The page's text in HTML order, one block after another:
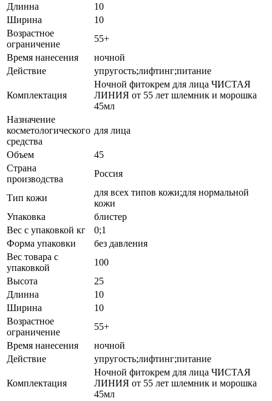
Длинна
10
Ширина
10
Возрастное
ограничение
55+
Время нанесения
ночной
Действие
упругость;лифтинг;питание
Комплектация
Ночной фитокрем для лица ЧИСТАЯ
ЛИНИЯ от 55 лет шлемник и морошка
45мл
Назначение
косметологического
средства
для лица
Объем
45
Страна
производства
Россия
Тип кожи
для всех типов кожи;для нормальной
кожи
Упаковка
блистер
Вес с упаковкой кг
0;1
Форма упаковки
без давления
Вес товара с
упаковкой
100
Высота
25
Длинна
10
Ширина
10
Возрастное
ограничение
55+
Время нанесения
ночной
Действие
упругость;лифтинг;питание
Комплектация
Ночной фитокрем для лица ЧИСТАЯ
ЛИНИЯ от 55 лет шлемник и морошка
45мл